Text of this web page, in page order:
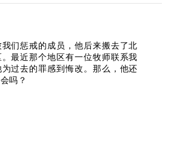
们惩戒的成员，他后来搬去了北
最近那个地区有一位牧师联系我
过去的罪感到悔改。那么，他还
吗？